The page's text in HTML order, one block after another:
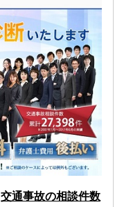
交通事故の相談件数